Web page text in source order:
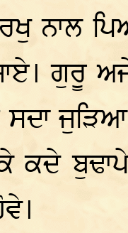
ਨਾਲ
ਗੁਰੂ
ਸਦਾ
ਕਦੇ